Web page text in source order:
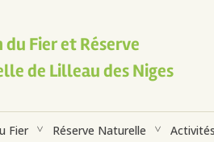
du Fier et Réserve
de Lilleau des Niges
Fier Réserve Naturelle Activités